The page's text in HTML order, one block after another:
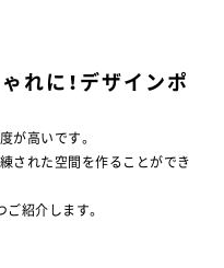
れに！デザインポ
が高いです。
された空間を作ることができ
紹介します。